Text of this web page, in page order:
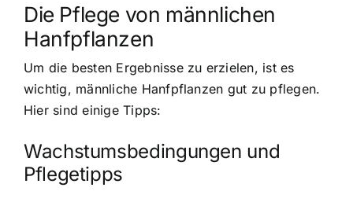
Die Pflege von männlichen
Hanfpflanzen
Um die besten Ergebnisse zu erzielen, ist es
wichtig, männliche Hanfpflanzen gut zu pflegen.
Hier sind einige Tipps:
Wachstumsbedingungen und
Pflegetipps